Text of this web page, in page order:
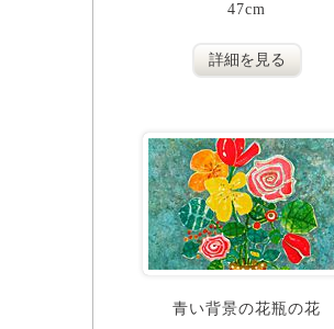
47cm
詳細を見る
青い背景の花瓶の花